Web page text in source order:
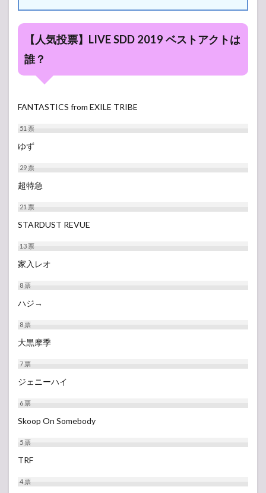
【人気投票】LIVE SDD 2019 ベストアクトは
誰？
FANTASTICS from EXILE TRIBE
51票
ゆず
29票
超特急
21票
STARDUST REVUE
13票
家入レオ
8票
ハジ→
8票
大黒摩季
7票
ジェニーハイ
6票
Skoop On Somebody
5票
TRF
4票